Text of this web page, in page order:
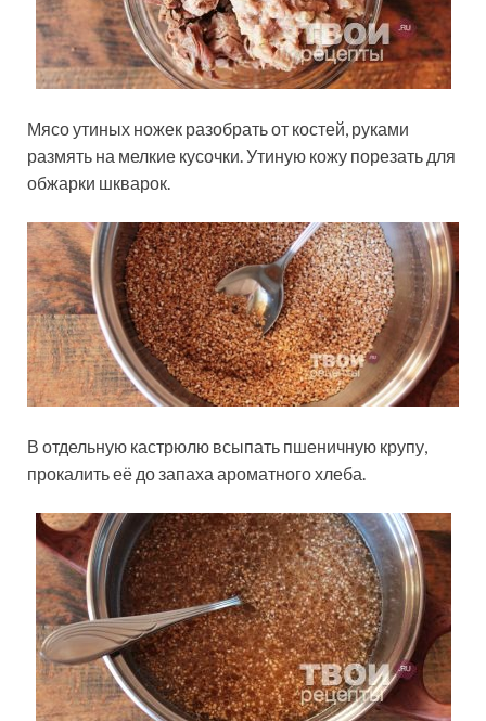
Мясо утиных ножек разобрать от костей, руками
размять на мелкие кусочки. Утиную кожу порезать для
обжарки шкварок.
В отдельную кастрюлю всыпать пшеничную крупу,
прокалить её до запаха ароматного хлеба.